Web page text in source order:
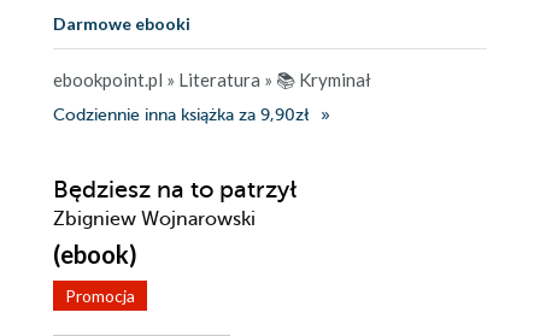
Darmowe ebooki
ebookpoint.pl » Literatura » 📚 Kryminał
Codziennie inna książka za 9,90zł
Będziesz na to patrzył
Zbigniew Wojnarowski
(ebook)
Promocja